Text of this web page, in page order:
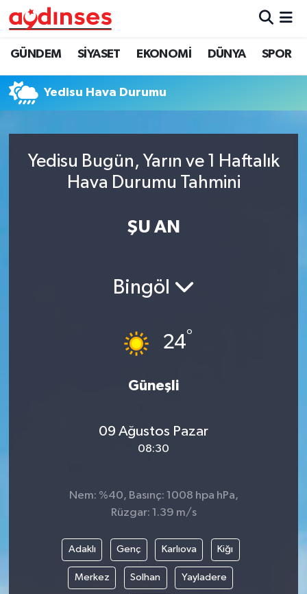
GÜNDEM SİYASET EKONOMİ DÜNYA SPOR
Yedisu Hava Durumu
Yedisu Bugün, Yarın ve 1 Haftalık
Hava Durumu Tahmini
ŞU AN
Bingöl
24°
Güneşli
09 Ağustos Pazar
08:30
Nem: %40, Basınç: 1008 hpa hPa,
Rüzgar: 1.39 m/s
Adaklı Genç Karlıova Kiğı
Merkez Solhan Yayladere
GÜNDEM
SİYASET
DÜNYA
SPOR
Nöbetçi Eczaneler
Hava Durumu
Trafik Durumu
Süper Lig Puan Durumu ve Fikstür